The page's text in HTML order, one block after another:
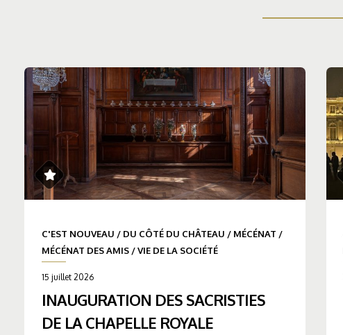
C'EST NOUVEAU / DU CÔTÉ DU CHÂTEAU / MÉCÉNAT /
MÉCÉNAT DES AMIS /VIE DE LA SOCIÉTÉ
15 juillet 2026
INAUGURATION DES SACRISTIES
DE LA CHAPELLE ROYALE